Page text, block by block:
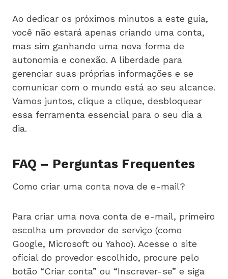
Ao dedicar os próximos minutos a este guia,
você não estará apenas criando uma conta,
mas sim ganhando uma nova forma de
autonomia e conexão. A liberdade para
gerenciar suas próprias informações e se
comunicar com o mundo está ao seu alcance.
Vamos juntos, clique a clique, desbloquear
essa ferramenta essencial para o seu dia a
dia.
FAQ – Perguntas Frequentes
Como criar uma conta nova de e-mail?
Para criar uma nova conta de e-mail, primeiro
escolha um provedor de serviço (como
Google, Microsoft ou Yahoo). Acesse o site
oficial do provedor escolhido, procure pelo
botão “Criar conta” ou “Inscrever-se” e siga